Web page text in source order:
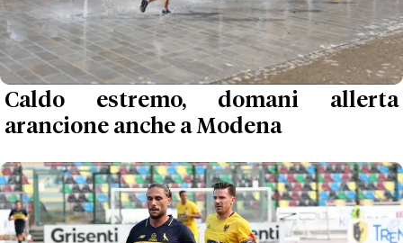
Caldo estremo, domani allerta
arancione anche a Modena